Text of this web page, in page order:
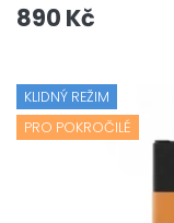
890 Kč
KLIDNÝ REŽIM
PRO POKROČILÉ